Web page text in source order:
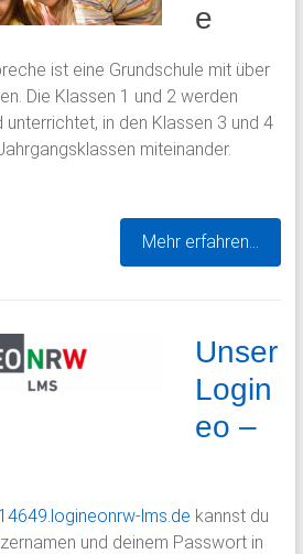
e
ist eine Grundschule mit über
Die Klassen 1 und 2 werden
in den Klassen 3 und 4
miteinander.
Mehr erfahren…
Unser
Login
eo –
lms.de kannst du
und deinem Passwort in